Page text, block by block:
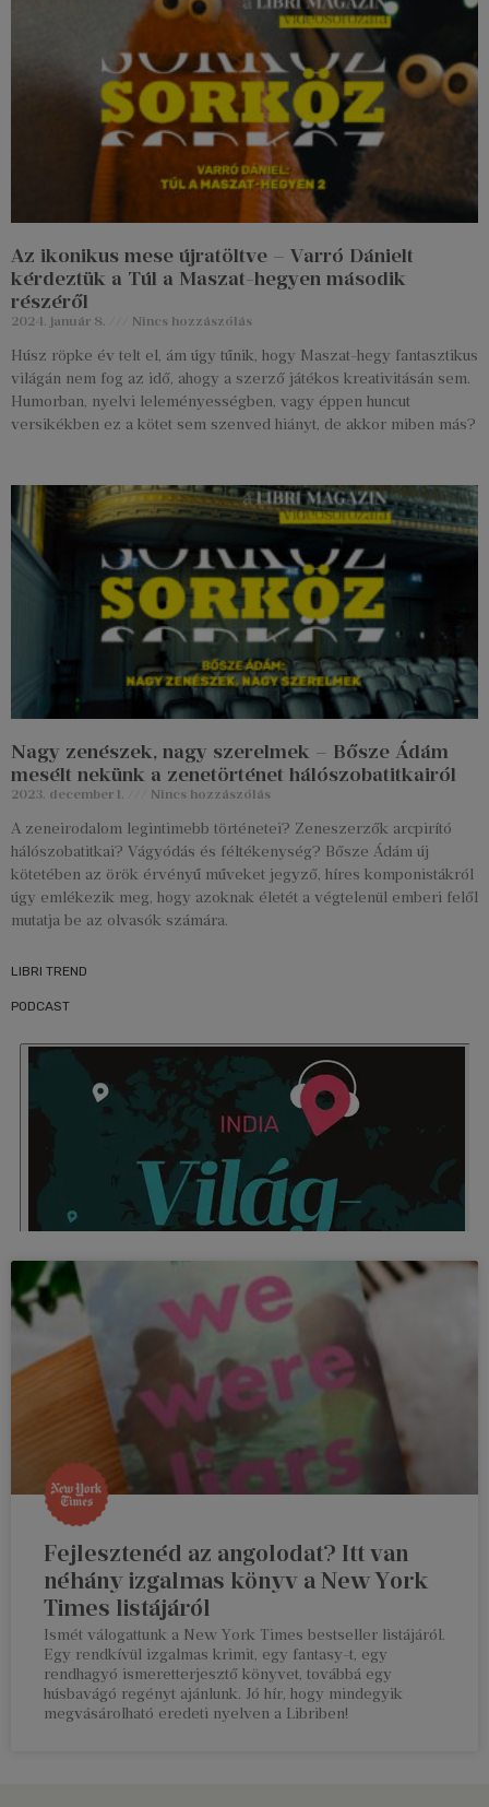
Az ikonikus mese újratöltve – Varró Dánielt
kérdeztük a Túl a Maszat-hegyen második
részéről
2024. január 8. Nincs hozzászólás
Húsz röpke év telt el, ám úgy tűnik, hogy Maszat-hegy fantasztikus
világán nem fog az idő, ahogy a szerző játékos kreativitásán sem.
Humorban, nyelvi leleményességben, vagy éppen huncut
versikékben ez a kötet sem szenved hiányt, de akkor miben más?
Nagy zenészek, nagy szerelmek – Bősze Ádám
mesélt nekünk a zenetörténet hálószobatitkairól
2023. december 1. Nincs hozzászólás
A zeneirodalom legintimebb történetei? Zeneszerzők arcpirító
hálószobatitkai? Vágyódás és féltékenység? Bősze Ádám új
kötetében az örök érvényű műveket jegyző, híres komponistákról
úgy emlékezik meg, hogy azoknak életét a végtelenül emberi felől
mutatja be az olvasók számára.
LIBRI TREND
PODCAST
Fejlesztenéd az angolodat? Itt van
néhány izgalmas könyv a New York
Times listájáról
Ismét válogattunk a New York Times bestseller listájáról.
Egy rendkívül izgalmas krimit, egy fantasy-t, egy
rendhagyó ismeretterjesztő könyvet, továbbá egy
húsbavágó regényt ajánlunk. Jó hír, hogy mindegyik
megvásárolható eredeti nyelven a Libriben!